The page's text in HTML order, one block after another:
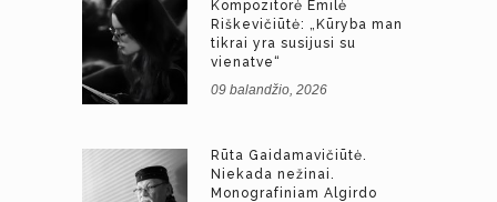
Kompozitorė Emilė
Riškevičiūtė: „Kūryba man
tikrai yra susijusi su
vienatve“
09 balandžio, 2026
Rūta Gaidamavičiūtė.
Niekada nežinai.
Monografiniam Algirdo